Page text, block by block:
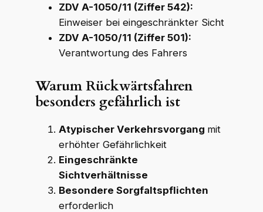
ZDV A-1050/11 (Ziffer 542):
Einweiser bei eingeschränkter Sicht
ZDV A-1050/11 (Ziffer 501):
Verantwortung des Fahrers
Warum Rückwärtsfahren
besonders gefährlich ist
Atypischer Verkehrsvorgang mit
erhöhter Gefährlichkeit
Eingeschränkte
Sichtverhältnisse
Besondere Sorgfaltspflichten
erforderlich